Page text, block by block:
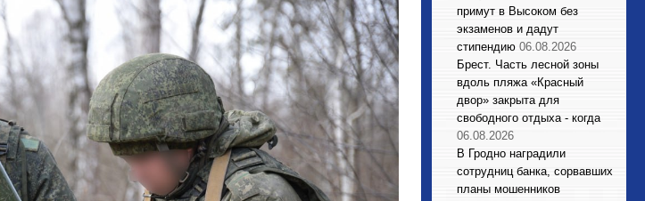
примут в Высоком без
экзаменов и дадут
стипендию 06.08.2026
Брест. Часть лесной зоны
вдоль пляжа «Красный
двор» закрыта для
свободного отдыха - когда
06.08.2026
В Гродно наградили
сотрудниц банка, сорвавших
планы мошенников